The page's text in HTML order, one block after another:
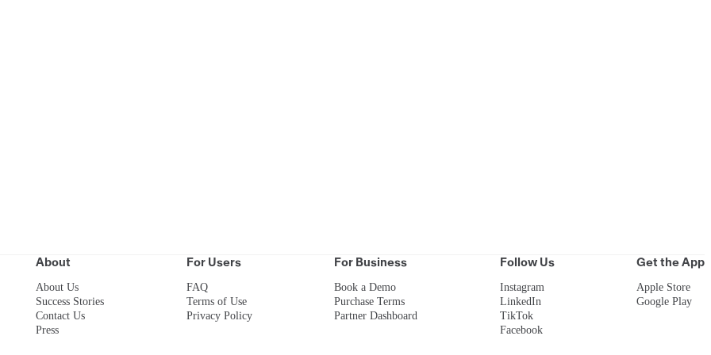
About
About Us
Success Stories
Contact Us
Press
For Users
FAQ
Terms of Use
Privacy Policy
For Business
Book a Demo
Purchase Terms
Partner Dashboard
Follow Us
Instagram
LinkedIn
TikTok
Facebook
Get the App
Apple Store
Google Play